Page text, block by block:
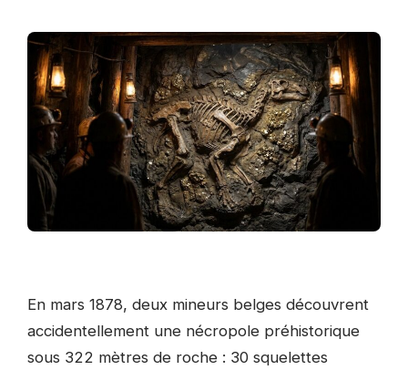
En mars 1878, deux mineurs belges découvrent
accidentellement une nécropole préhistorique
sous 322 mètres de roche : 30 squelettes